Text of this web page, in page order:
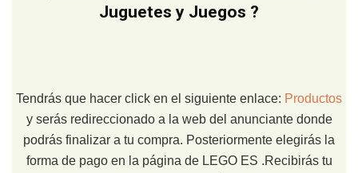
Juguetes y Juegos ?
Tendrás que hacer click en el siguiente enlace: Productos
y serás redireccionado a la web del anunciante donde
podrás finalizar a tu compra. Posteriormente elegirás la
forma de pago en la página de LEGO ES .Recibirás tu